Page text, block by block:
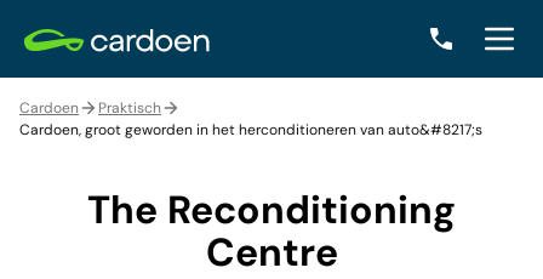
Cardoen
Praktisch
Cardoen, groot geworden in het herconditioneren van auto&#8217;s
The Reconditioning
Centre